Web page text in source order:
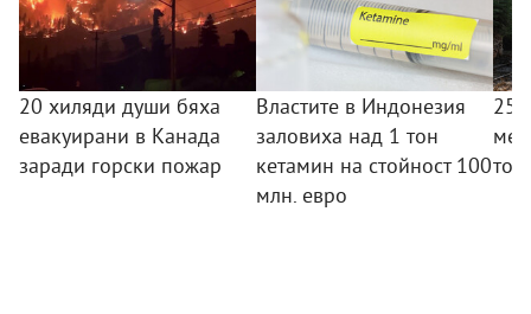
20 хиляди души бяха
евакуирани в Канада
заради горски пожар
Властите в Индонезия
заловиха над 1 тон
кетамин на стойност 100
млн. евро
25